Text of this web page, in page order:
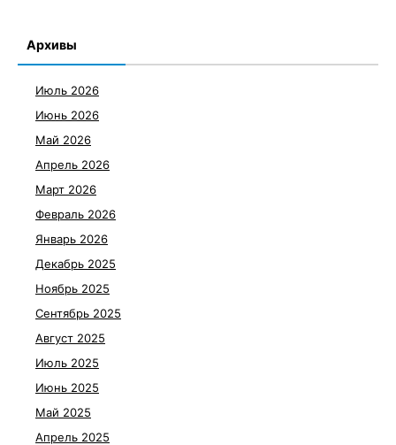
Архивы
Июль 2026
Июнь 2026
Май 2026
Апрель 2026
Март 2026
Февраль 2026
Январь 2026
Декабрь 2025
Ноябрь 2025
Сентябрь 2025
Август 2025
Июль 2025
Июнь 2025
Май 2025
Апрель 2025